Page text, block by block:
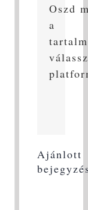
Oszd
a
válassz
Ajánlott